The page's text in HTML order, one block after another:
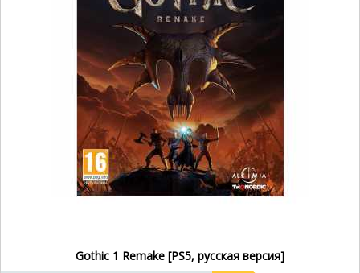
Gothic 1 Remake [PS5, русская версия]